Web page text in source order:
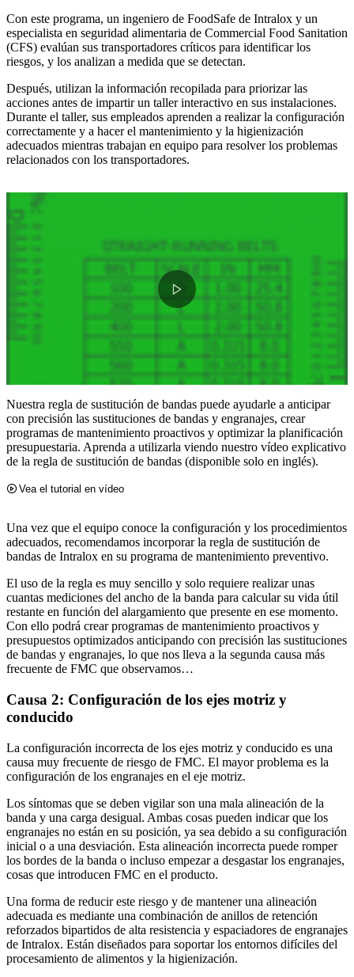
Con este programa, un ingeniero de FoodSafe de Intralox y un
especialista en seguridad alimentaria de Commercial Food Sanitation
(CFS) evalúan sus transportadores críticos para identificar los
riesgos, y los analizan a medida que se detectan.
Después, utilizan la información recopilada para priorizar las
acciones antes de impartir un taller interactivo en sus instalaciones.
Durante el taller, sus empleados aprenden a realizar la configuración
correctamente y a hacer el mantenimiento y la higienización
adecuados mientras trabajan en equipo para resolver los problemas
relacionados con los transportadores.
Nuestra regla de sustitución de bandas puede ayudarle a anticipar
con precisión las sustituciones de bandas y engranajes, crear
programas de mantenimiento proactivos y optimizar la planificación
presupuestaria. Aprenda a utilizarla viendo nuestro vídeo explicativo
de la regla de sustitución de bandas (disponible solo en inglés).
Vea el tutorial en vídeo
Una vez que el equipo conoce la configuración y los procedimientos
adecuados, recomendamos incorporar la regla de sustitución de
bandas de Intralox en su programa de mantenimiento preventivo.
El uso de la regla es muy sencillo y solo requiere realizar unas
cuantas mediciones del ancho de la banda para calcular su vida útil
restante en función del alargamiento que presente en ese momento.
Con ello podrá crear programas de mantenimiento proactivos y
presupuestos optimizados anticipando con precisión las sustituciones
de bandas y engranajes, lo que nos lleva a la segunda causa más
frecuente de FMC que observamos…
Causa 2: Configuración de los ejes motriz y
conducido
La configuración incorrecta de los ejes motriz y conducido es una
causa muy frecuente de riesgo de FMC. El mayor problema es la
configuración de los engranajes en el eje motriz.
Los síntomas que se deben vigilar son una mala alineación de la
banda y una carga desigual. Ambas cosas pueden indicar que los
engranajes no están en su posición, ya sea debido a su configuración
inicial o a una desviación. Esta alineación incorrecta puede romper
los bordes de la banda o incluso empezar a desgastar los engranajes,
cosas que introducen FMC en el producto.
Una forma de reducir este riesgo y de mantener una alineación
adecuada es mediante una combinación de anillos de retención
reforzados bipartidos de alta resistencia y espaciadores de engranajes
de Intralox. Están diseñados para soportar los entornos difíciles del
procesamiento de alimentos y la higienización.